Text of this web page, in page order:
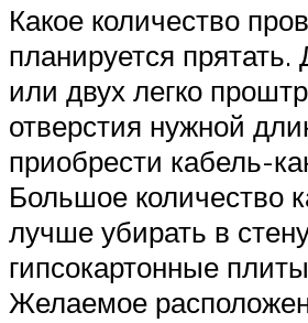
Какое количество
планируется прятать.
или двух легко
отверстия нужной
приобрести кабель-
Большое количество
лучше убирать в
гипсокартонные
Желаемое